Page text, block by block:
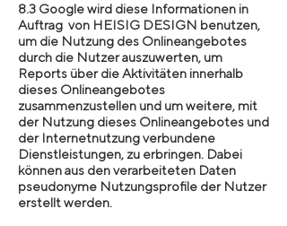
8.3 Google wird diese Informationen in
Auftrag von HEISIG DESIGN benutzen,
um die Nutzung des Onlineangebotes
durch die Nutzer auszuwerten, um
Reports über die Aktivitäten innerhalb
dieses Onlineangebotes
zusammenzustellen und um weitere, mit
der Nutzung dieses Onlineangebotes und
der Internetnutzung verbundene
Dienstleistungen, zu erbringen. Dabei
können aus den verarbeiteten Daten
pseudonyme Nutzungsprofile der Nutzer
erstellt werden.